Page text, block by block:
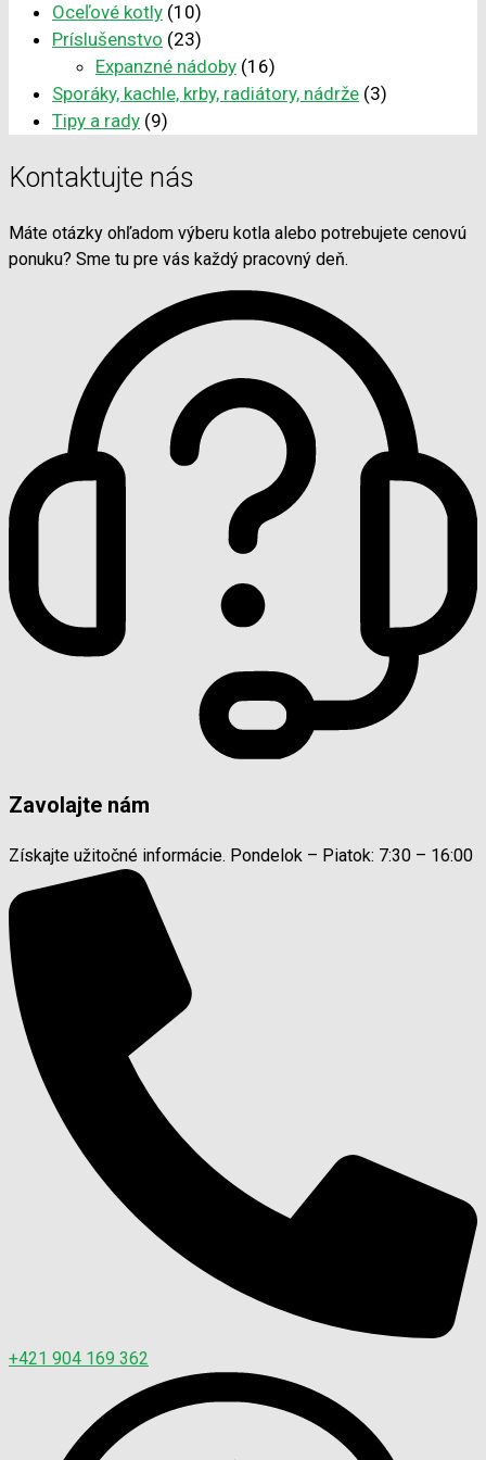
Oceľové kotly (10)
Príslušenstvo (23)
Expanzné nádoby (16)
Sporáky, kachle, krby, radiátory, nádrže (3)
Tipy a rady (9)
Kontaktujte nás
Máte otázky ohľadom výberu kotla alebo potrebujete cenovú
ponuku? Sme tu pre vás každý pracovný deň.
Zavolajte nám
Získajte užitočné informácie. Pondelok – Piatok: 7:30 – 16:00
+421 904 169 362